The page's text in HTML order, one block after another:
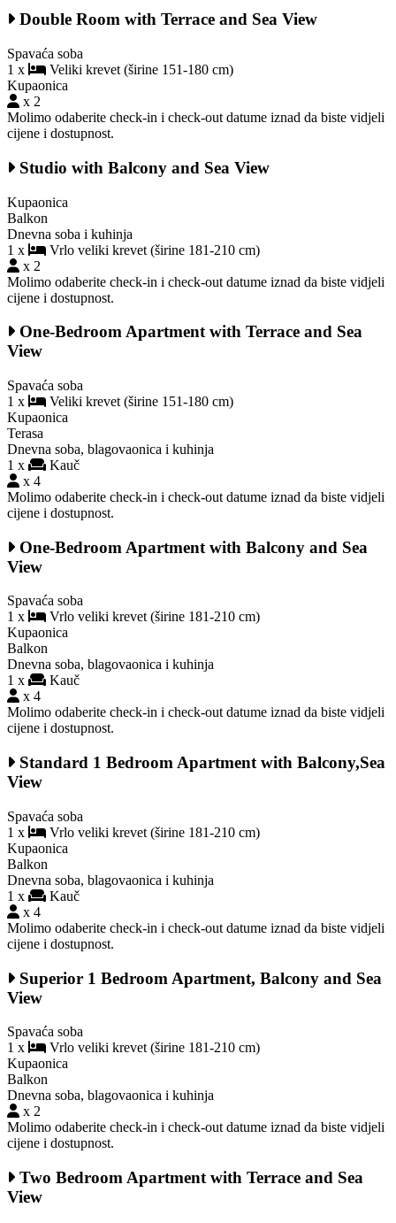
Double Room with Terrace and Sea View
Spavaća soba
1 x
Veliki krevet (širine 151-180 cm)
Kupaonica
x 2
Molimo odaberite check-in i check-out datume iznad da biste vidjeli
cijene i dostupnost.
Studio with Balcony and Sea View
Kupaonica
Balkon
Dnevna soba i kuhinja
1 x
Vrlo veliki krevet (širine 181-210 cm)
x 2
Molimo odaberite check-in i check-out datume iznad da biste vidjeli
cijene i dostupnost.
One-Bedroom Apartment with Terrace and Sea
View
Spavaća soba
1 x
Veliki krevet (širine 151-180 cm)
Kupaonica
Terasa
Dnevna soba, blagovaonica i kuhinja
1 x
Kauč
x 4
Molimo odaberite check-in i check-out datume iznad da biste vidjeli
cijene i dostupnost.
One-Bedroom Apartment with Balcony and Sea
View
Spavaća soba
1 x
Vrlo veliki krevet (širine 181-210 cm)
Kupaonica
Balkon
Dnevna soba, blagovaonica i kuhinja
1 x
Kauč
x 4
Molimo odaberite check-in i check-out datume iznad da biste vidjeli
cijene i dostupnost.
Standard 1 Bedroom Apartment with Balcony,Sea
View
Spavaća soba
1 x
Vrlo veliki krevet (širine 181-210 cm)
Kupaonica
Balkon
Dnevna soba, blagovaonica i kuhinja
1 x
Kauč
x 4
Molimo odaberite check-in i check-out datume iznad da biste vidjeli
cijene i dostupnost.
Superior 1 Bedroom Apartment, Balcony and Sea
View
Spavaća soba
1 x
Vrlo veliki krevet (širine 181-210 cm)
Kupaonica
Balkon
Dnevna soba, blagovaonica i kuhinja
x 2
Molimo odaberite check-in i check-out datume iznad da biste vidjeli
cijene i dostupnost.
Two Bedroom Apartment with Terrace and Sea
View